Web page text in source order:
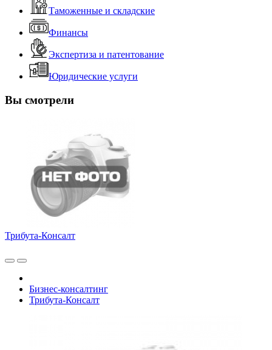
Таможенные и складские
Финансы
Экспертиза и патентование
Юридические услуги
Вы смотрели
Трибута-Консалт
Бизнес-консалтинг
Трибута-Консалт